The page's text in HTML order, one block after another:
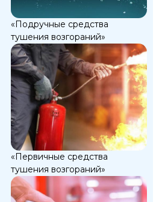
«Подручные средства
тушения возгораний»
«Первичные средства
тушения возгораний»